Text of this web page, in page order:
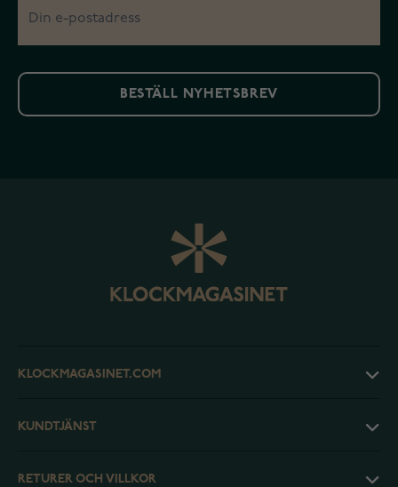
BESTÄLL NYHETSBREV
KLOCKMAGASINET.COM
KUNDTJÄNST
RETURER OCH VILLKOR